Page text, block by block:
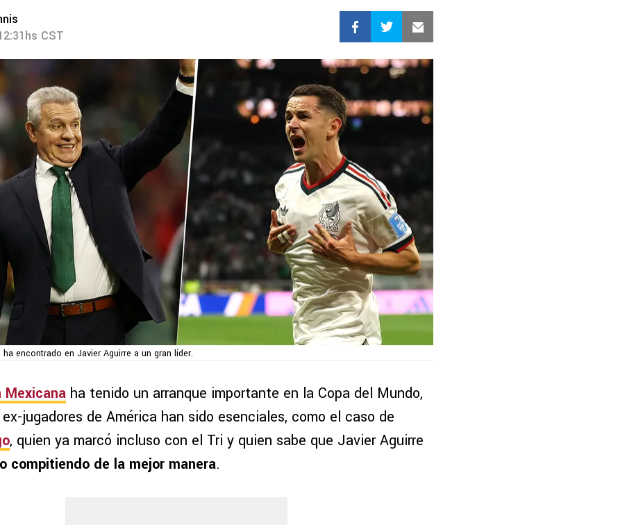
CST
ha encontrado en Javier Aguirre a un gran líder.
Mexicana ha tenido un arranque importante en la Copa del Mundo,
jugadores de América han sido esenciales, como el caso de
, quien ya marcó incluso con el Tri y quien sabe que Javier Aguirre
compitiendo de la mejor manera.